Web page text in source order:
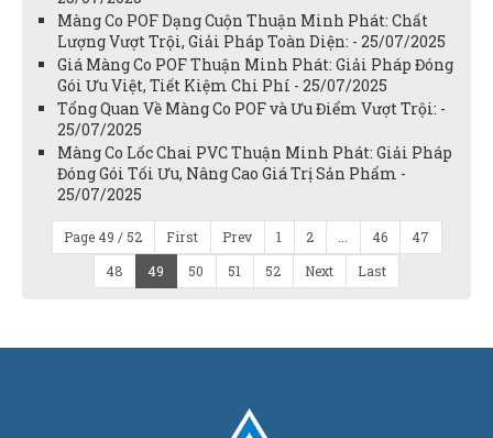
Màng Co POF Dạng Cuộn Thuận Minh Phát: Chất
Lượng Vượt Trội, Giải Pháp Toàn Diện: - 25/07/2025
Giá Màng Co POF Thuận Minh Phát: Giải Pháp Đóng
Gói Ưu Việt, Tiết Kiệm Chi Phí - 25/07/2025
Tổng Quan Về Màng Co POF và Ưu Điểm Vượt Trội: -
25/07/2025
Màng Co Lốc Chai PVC Thuận Minh Phát: Giải Pháp
Đóng Gói Tối Ưu, Nâng Cao Giá Trị Sản Phẩm -
25/07/2025
Page 49 / 52 First Prev 1 2 46
47
48
49 50 51 52 Next Last